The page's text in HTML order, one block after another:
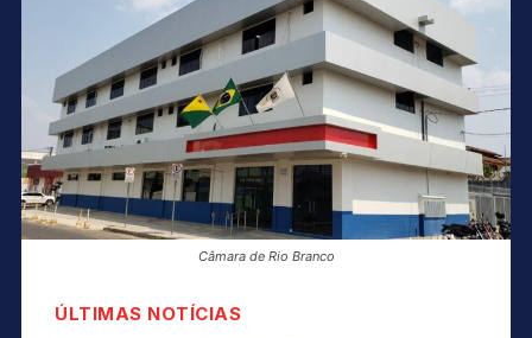
Câmara de Rio Branco
ÚLTIMAS NOTÍCIAS